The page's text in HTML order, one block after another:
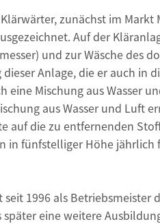
zunächst im
Auf der
und zur Wäsche des
Anlage, die er auch in
eine Mischung aus Wasser
aus Wasser und Luft
auf die zu entfernenden
in fünfstelliger Höhe
1996 als Betriebsmeister
eine weitere